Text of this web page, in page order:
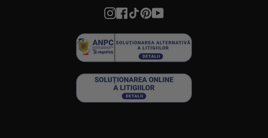
Instagram
Facebook
TikTokPinterest
YouTube